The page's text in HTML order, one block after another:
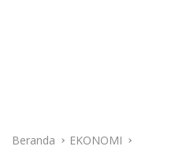
Beranda EKONOMI